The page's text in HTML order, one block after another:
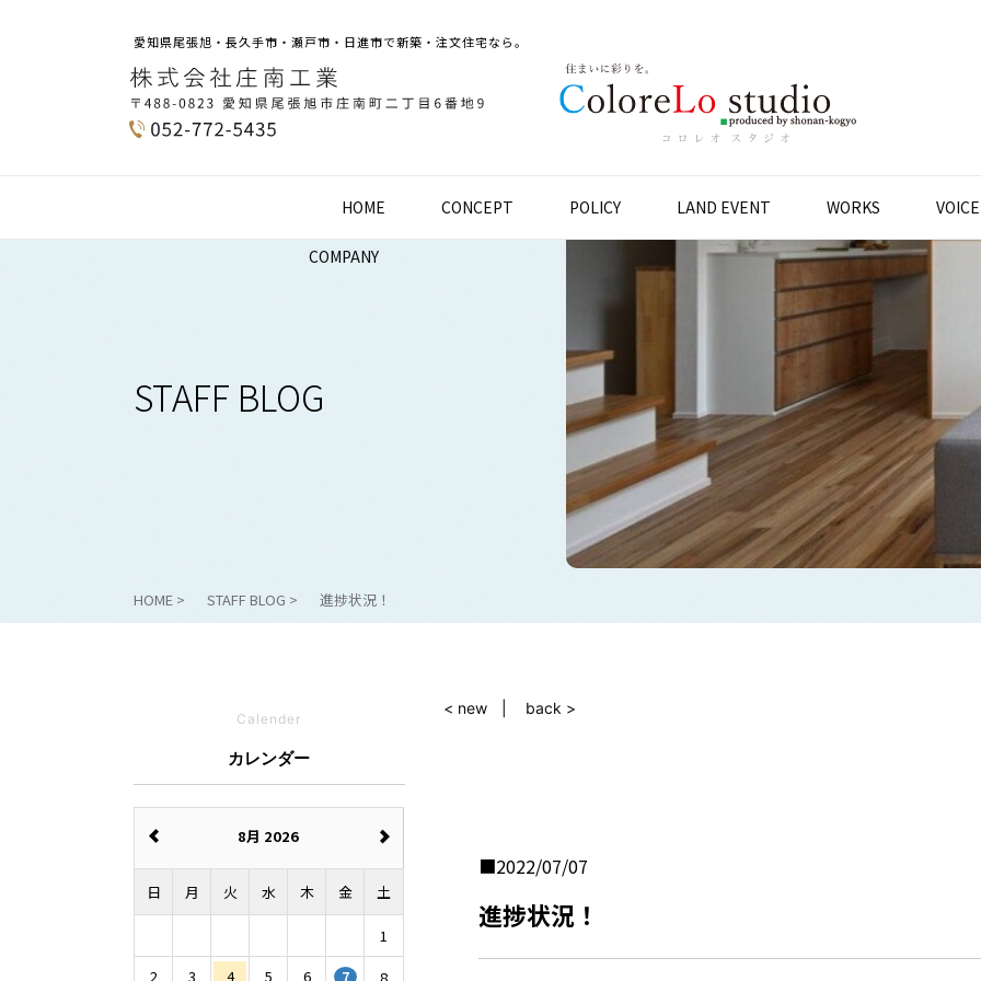
愛知県尾張旭・長久手市・瀬戸市・日進市で新築・注文住宅なら。
HOME CONCEPT POLICY LAND EVENT WORKS VOICE
COMPANY
STAFF BLOG
HOME STAFF BLOG 進捗状況！
< new back >
2022/07/07
進捗状況！
Calender
カレンダー
8月 2026
日 月 火 水 木 金 土
1
2
3 4 5 6 7 8